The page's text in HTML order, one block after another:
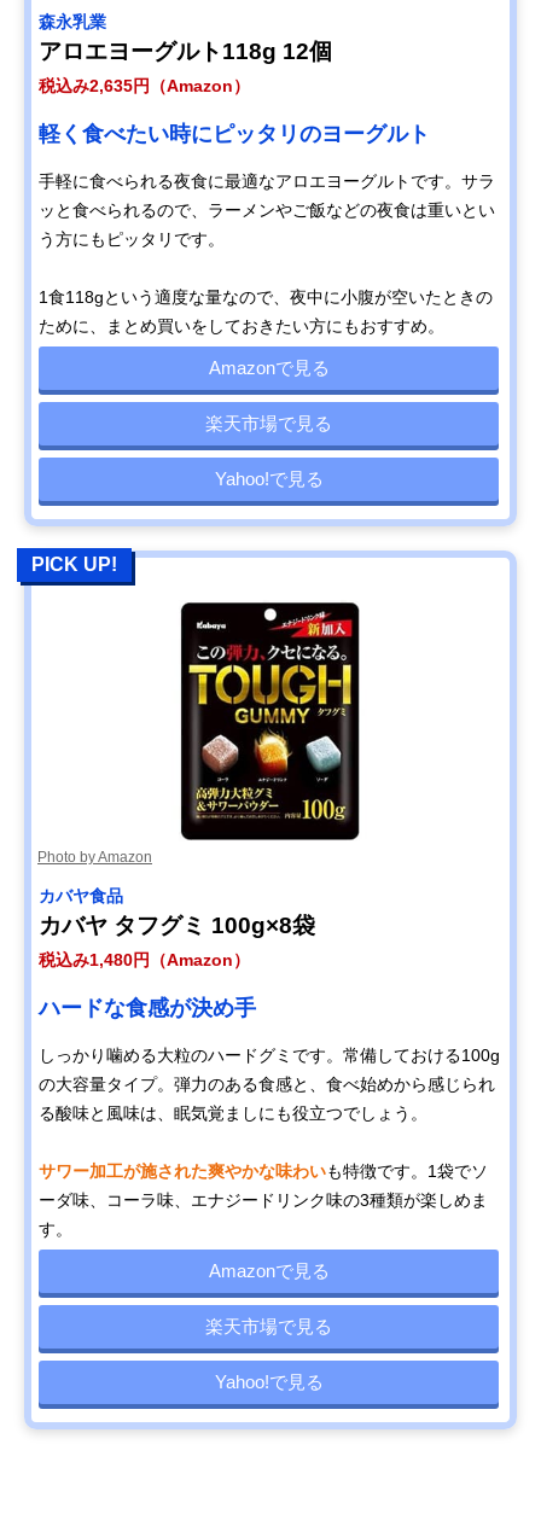
森永乳業
アロエヨーグルト118g 12個
税込み2,635円（Amazon）
軽く食べたい時にピッタリのヨーグルト
手軽に食べられる夜食に最適なアロエヨーグルトです。サラ
ッと食べられるので、ラーメンやご飯などの夜食は重いとい
う方にもピッタリです。
1食118gという適度な量なので、夜中に小腹が空いたときの
ために、まとめ買いをしておきたい方にもおすすめ。
Amazonで見る
楽天市場で見る
Yahoo!で見る
PICK UP!
Photo by Amazon
カバヤ食品
カバヤ タフグミ 100g×8袋
税込み1,480円（Amazon）
ハードな食感が決め手
しっかり噛める大粒のハードグミです。常備しておける100g
の大容量タイプ。弾力のある食感と、食べ始めから感じられ
る酸味と風味は、眠気覚ましにも役立つでしょう。
サワー加工が施された爽やかな味わいも特徴です。1袋でソ
ーダ味、コーラ味、エナジードリンク味の3種類が楽しめま
す。
Amazonで見る
楽天市場で見る
Yahoo!で見る